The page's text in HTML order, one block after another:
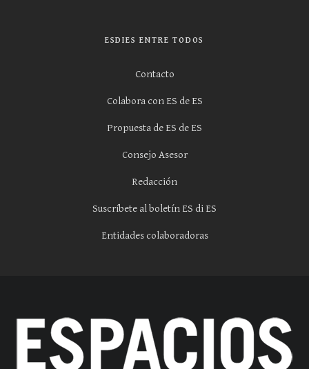
ESDIES ENTRE TODOS
Contacto
Colabora con ES de ES
Propuesta de ES de ES
Consejo Asesor
Redacción
Suscríbete al boletín ES di ES
Entidades colaboradoras